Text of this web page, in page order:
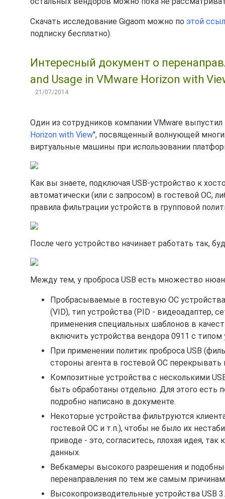
Скачать исследование Gigaom можно по этой
подписку бесплатно).
Интересный документ о
and Usage in VMware Horizon with
21/07/2014
Один из сотрудников компании VMware
Horizon with View", посвященный волнующей
виртуальные машины при использовании
Как вы знаете, подключая USB-устройство к
автоматически (или с запросом) в гостевой ОС,
правила фильтрации устройств в групповой
После чего устройство начинает работать так,
Между тем, у проброса USB есть множество
Пробрасываемые в гостевую ОС
(VID), тип устройства (PID - видеоадаптер,
применения специальных шаблонов в
включить устройства вендора 0911 с типом
При применении политик проброса USB
стороны агента в гостевой ОС перекрывать
Композитные устройства с несколькими
быть обработаны отдельно. Для этого есть
подробно написано в документе.
Некоторые устройства фильтруются
гостевой ОС и т.п.), чтобы не было их
приводе - это, согласитесь, плохая идея,
данных.
Вебкамеры высокого разрешения и
перенаправления по тем же самым
Высокопроизводительные устройства USB